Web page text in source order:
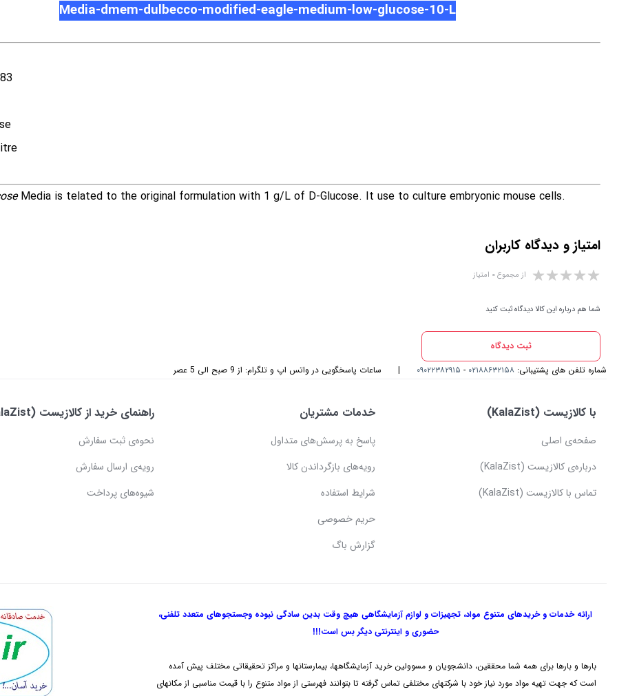
Media-dmem-dulbecco-modified-eagle-medium-low-glucose-10-L
Media is telated to the original formulation with 1 g/L of D-Glucose. It use to culture embryonic mouse cells.
امتیاز و دیدگاه کاربران
از مجموع ۰ امتیاز
شما هم درباره این کالا دیدگاه ثبت کنید
ثبت دیدگاه
شماره تلفن های پشتیبانی: ۰۲۱۸۸۶۳۲۱۵۸ - ۰۹۰۲۲۳۸۲۹۱۵ | ساعات پاسخگویی در واتس اپ و تلگرام: از 9 صبح الی 5 عصر
با کالازیست (KalaZist)
صفحه‌ی اصلی
درباره‌ی کالازیست (KalaZist)
تماس با کالازیست (KalaZist)
خدمات مشتریان
پاسخ به پرسش‌های متداول
رویه‌های بازگرداندن کالا
شرایط استفاده
حریم خصوصی
گزارش باگ
راهنمای خرید از کالازیست (KalaZist)
نحوه‌ی ثبت سفارش
رویه‌ی ارسال سفارش
شیوه‌های پرداخت
ارائه خدمات و خریدهای متنوع مواد، تجهیزات و لوازم آزمایشگاهی هیچ وقت بدین سادگی نبوده وجستجوهای متعدد تلفنی،
حضوری و اینترنتی دیگر بس است!!!
بارها و بارها برای همه شما محققین، دانشجویان و مسوولین خرید آزمایشگاهها، بیمارستانها و مراکز تحقیقاتی مختلف پیش آمده
است که جهت تهیه مواد مورد نیاز خود با شرکتهای مختلفی تماس گرفته تا بتوانند فهرستی از مواد متنوع را با قیمت مناسبی از مکانهای